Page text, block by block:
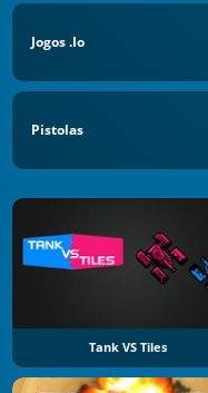
Jogos .io
Pistolas
Tank VS Tiles